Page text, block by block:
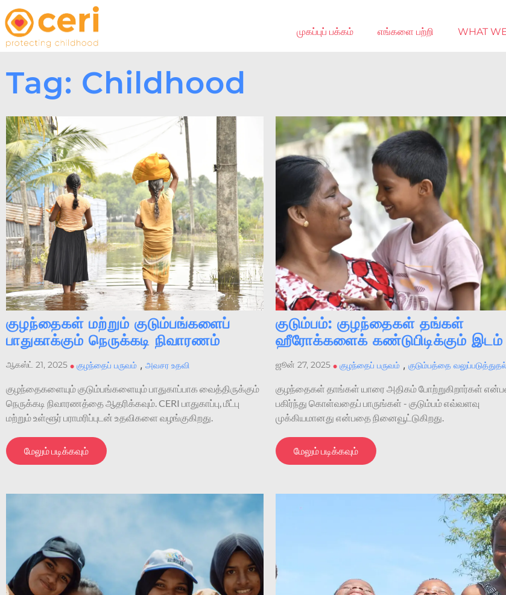
முகப்புப் பக்கம் எங்களை பற்றி WHAT
Tag: Childhood
குழந்தைகள் மற்றும் குடும்பங்களைப்
பாதுகாக்கும் நெருக்கடி நிவாரணம்
ஆகஸ்ட் 21, 2025 • குழந்தைப் பருவம் , அவசர உதவி
குழந்தைகளையும் குடும்பங்களையும் பாதுகாப்பாக வைத்திருக்கும்
நெருக்கடி நிவாரணத்தை ஆதரிக்கவும். CERI பாதுகாப்பு, மீட்பு
மற்றும் உள்ளூர் பராமரிப்புடன் உதவிகளை வழங்குகிறது.
மேலும் படிக்கவும்
குடும்பம்: குழந்தைகள் தங்கள்
ஹீரோக்களைக் கண்டுபிடிக்கும் இடம்
ஜூன் 27, 2025• குழந்தைப் பருவம் , குடும்பத்தை
குழந்தைகள் தாங்கள் யாரை அதிகம் போற்றுகிறார்கள்
பகிர்ந்து கொள்வதைப் பாருங்கள் - குடும்பம் எவ்வளவு
முக்கியமானது என்பதை நினைவூட்டுகிறது.
மேலும் படிக்கவும்